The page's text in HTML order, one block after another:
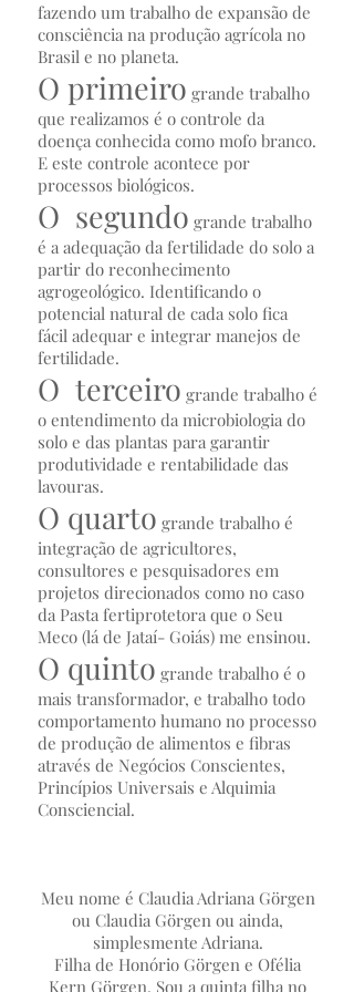
fazendo um trabalho de expansão de
consciência na produção agrícola no
Brasil e no planeta.
O primeiro grande trabalho
que realizamos é o controle da
doença conhecida como mofo branco.
E este controle acontece por
processos biológicos.
O segundo grande trabalho
é a adequação da fertilidade do solo a
partir do reconhecimento
agrogeológico. Identificando o
potencial natural de cada solo fica
fácil adequar e integrar manejos de
fertilidade.
O terceiro grande trabalho é
o entendimento da microbiologia do
solo e das plantas para garantir
produtividade e rentabilidade das
lavouras.
O quarto grande trabalho é
integração de agricultores,
consultores e pesquisadores em
projetos direcionados como no caso
da Pasta fertiprotetora que o Seu
Meco (lá de Jataí- Goiás) me ensinou.
O quinto grande trabalho é o
mais transformador, e trabalho todo
comportamento humano no processo
de produção de alimentos e fibras
através de Negócios Conscientes,
Princípios Universais e Alquimia
Consciencial.
Meu nome é Claudia Adriana Görgen
ou Claudia Görgen ou ainda,
simplesmente Adriana.
Filha de Honório Görgen e Ofélia
Kern Görgen. Sou a quinta filha no